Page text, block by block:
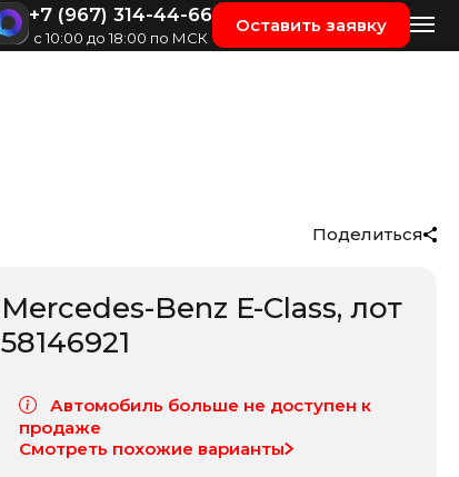
+7 (967) 314-44-66
с 10:00 до 18:00 по МСК
Оставить заявку
Поделиться
Mercedes-Benz E-Class, лот
58146921
Автомобиль больше не доступен к
продаже
Смотреть похожие варианты